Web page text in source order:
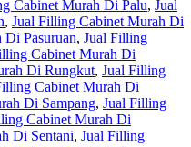
Cabinet Murah Di Palu, Jual
, Jual Filling Cabinet Murah Di
Pasuruan, Jual Filling
Cabinet Murah Di
Di Rungkut, Jual Filling
Cabinet Murah Di
Di Sampang, Jual Filling
Cabinet Murah Di
Di Sentani, Jual Filling